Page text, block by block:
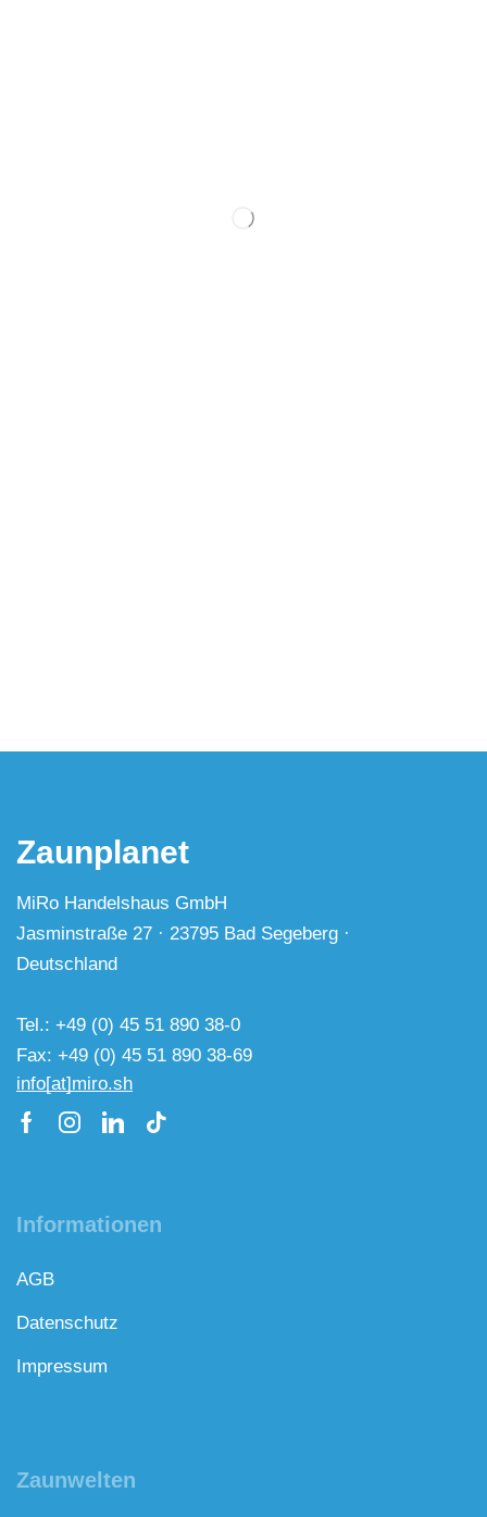
Zaunplanet
MiRo Handelshaus GmbH
Jasminstraße 27 · 23795 Bad Segeberg ·
Deutschland
Tel.: +49 (0) 45 51 890 38-0
Fax: +49 (0) 45 51 890 38-69
info[at]miro.sh
Informationen
AGB
Datenschutz
Impressum
Zaunwelten